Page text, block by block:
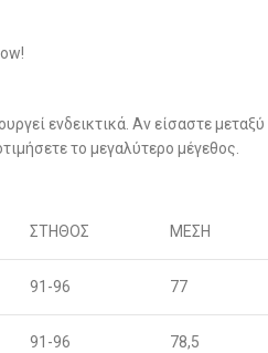
ενδεικτικά. Αν είσαστε μεταξύ
το μεγαλύτερο μέγεθος.
ΣΤΗΘΟΣ ΜΕΣΗ
91-96 77
91-96 78,5